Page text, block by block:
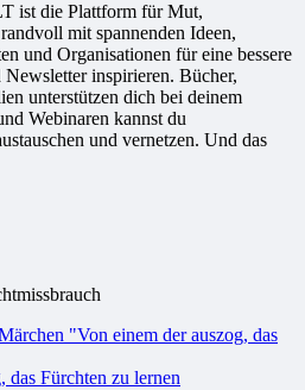
ist die Plattform für Mut,
mit spannenden Ideen,
und Organisationen für eine bessere
inspirieren. Bücher,
unterstützen dich bei deinem
Webinaren kannst du
und vernetzen. Und das
das Fürchten zu lernen